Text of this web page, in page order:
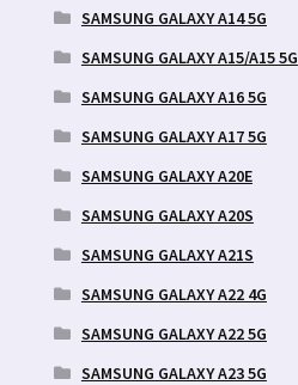
SAMSUNG GALAXY A14 5G
SAMSUNG GALAXY A15/A15 5G
SAMSUNG GALAXY A16 5G
SAMSUNG GALAXY A17 5G
SAMSUNG GALAXY A20E
SAMSUNG GALAXY A20S
SAMSUNG GALAXY A21S
SAMSUNG GALAXY A22 4G
SAMSUNG GALAXY A22 5G
SAMSUNG GALAXY A23 5G